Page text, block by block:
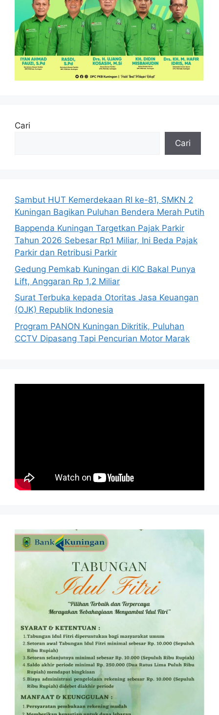
Cari
Cari
Sambut HUT Kemerdekaan RI ke-81, SMKN 2
Kuningan Bagikan Puluhan Bendera Merah Putih
Bappenda Kuningan Targetkan Pajak Parkir
Tahun 2026 Sebesar Rp1 Miliar, Ini Beda Pajak
Parkir dan Retribusi Parkir
Gedung Pemkab Kuningan di KIC Bakal Punya
Lift, Anggaran Rp 1,2 Miliar
Surat Terbuka kepada Otoritas Jasa Keuangan
(OJK) Republik Indonesia
Program PANON Kuningan Dikritik, Puluhan
CCTV Dipasang Tapi Pencurian Motor Marak